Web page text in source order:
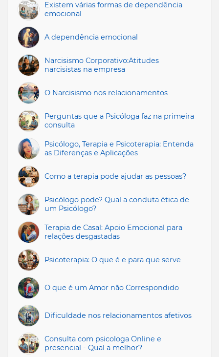
Existem várias formas de dependência
emocional
A dependência emocional
Narcisismo Corporativo:Atitudes
narcisistas na empresa
O Narcisismo nos relacionamentos
Perguntas que a Psicóloga faz na primeira
consulta
Psicólogo, Terapia e Psicoterapia: Entenda
as Diferenças e Aplicações
Como a terapia pode ajudar as pessoas?
Psicólogo pode? Qual a conduta ética de
um Psicólogo?
Terapia de Casal: Apoio Emocional para
relações desgastadas
Psicoterapia: O que é e para que serve
O que é um Amor não Correspondido
Dificuldade nos relacionamentos afetivos
Consulta com psicologa Online e
presencial - Qual a melhor?